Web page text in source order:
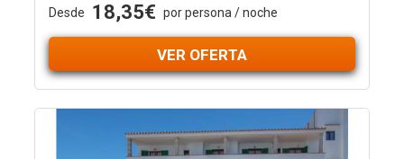
Desde 18,35€ por persona / noche
VER OFERTA